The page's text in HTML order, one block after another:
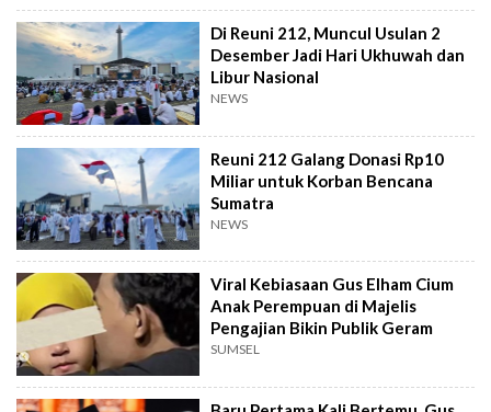
Di Reuni 212, Muncul Usulan 2
Desember Jadi Hari Ukhuwah dan
Libur Nasional
NEWS
Reuni 212 Galang Donasi Rp10
Miliar untuk Korban Bencana
Sumatra
NEWS
Viral Kebiasaan Gus Elham Cium
Anak Perempuan di Majelis
Pengajian Bikin Publik Geram
SUMSEL